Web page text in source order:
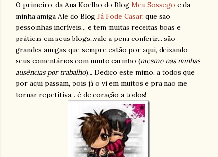
O primeiro, da Ana Koelho do Blog Meu Sossego e da
minha amiga Ale do Blog Já Pode Casar, que são
pessoinhas incríveis... e tem muitas receitas boas e
práticas em seus blogs...vale a pena conferir... são
grandes amigas que sempre estão por aqui, deixando
seus comentários com muito carinho (mesmo nas minhas
ausências por trabalho)... Dedico este mimo, a todos que
por aqui passam, pois já o vi em muitos e pra não me
tornar repetitiva... é de coração a todos!